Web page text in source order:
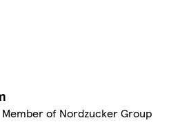
Member of Nordzucker Group